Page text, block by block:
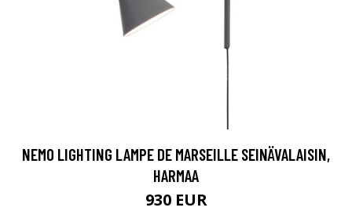
NEMO LIGHTING LAMPE DE MARSEILLE SEINÄVALAISIN,
HARMAA
930 EUR